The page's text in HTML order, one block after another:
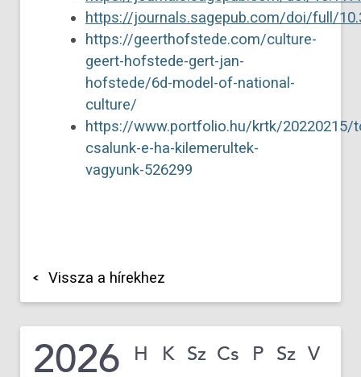
https://journals.sagepub.com/doi/full/
https://geerthofstede.com/culture-
geert-hofstede-gert-jan-
hofstede/6d-model-of-national-
culture/
https://www.portfolio.hu/krtk/20220215/
csalunk-e-ha-kilemerultek-
vagyunk-526299
Vissza a hírekhez
2026 H K Sz Cs P Sz V